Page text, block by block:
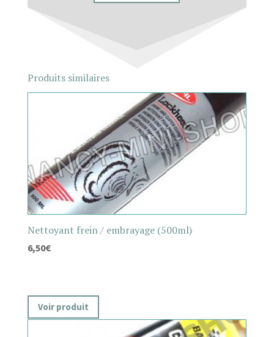
Produits similaires
Nettoyant frein / embrayage (500ml)
6,50€
Voir produit